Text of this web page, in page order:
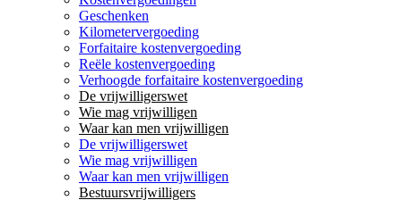
Geschenken
Kilometervergoeding
Forfaitaire kostenvergoeding
Reële kostenvergoeding
Verhoogde forfaitaire kostenvergoeding
De vrijwilligerswet
Wie mag vrijwilligen
Waar kan men vrijwilligen
De vrijwilligerswet
Wie mag vrijwilligen
Waar kan men vrijwilligen
Bestuursvrijwilligers